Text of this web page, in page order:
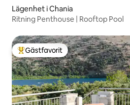
Lägenhet i Chania
Ritning Penthouse | Rooftop Pool
Populär gästfavorit
Gästfavorit